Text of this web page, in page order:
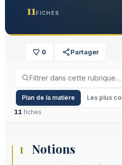
11 FICHES
0 Partager
Plan de la matière Les plus
11 fiches
I Notions